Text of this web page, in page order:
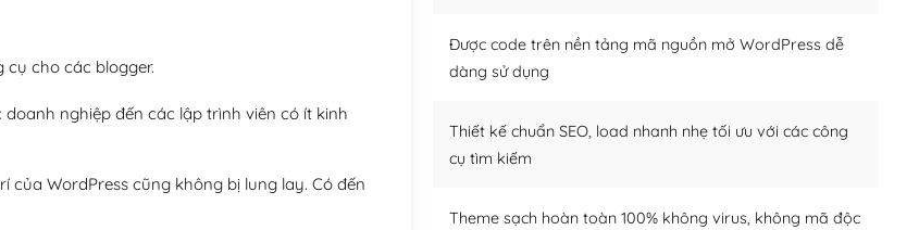
cho các blogger.
nghiệp đến các lập trình viên có ít kinh
của WordPress cũng không bị lung lay. Có đến
Được code trên nền tảng mã nguồn mở WordPress dễ
dàng sử dụng
Thiết kế chuẩn SEO, load nhanh nhẹ tối ưu với các công
cụ tìm kiếm
Theme sạch hoàn toàn 100% không virus, không mã độc